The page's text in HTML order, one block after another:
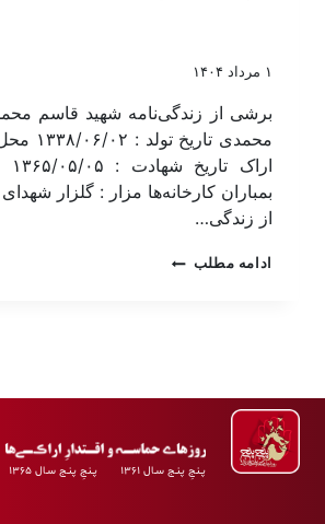
۱ مرداد ۱۴۰۴
برشی از زندگی‌نامه شهید قاسم
محمدی
بمباران کارخانه‌ها مزار : گلزار
از زندگی…
ادامه مطلب
پـنجِ پنـج سـال ۱۳۶۱ پـنجِ پنـج سـال ۱۳۶۵